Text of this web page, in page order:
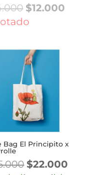
El
precio
$14.000.
$12.000
Bag El Principito x
El
$22.000